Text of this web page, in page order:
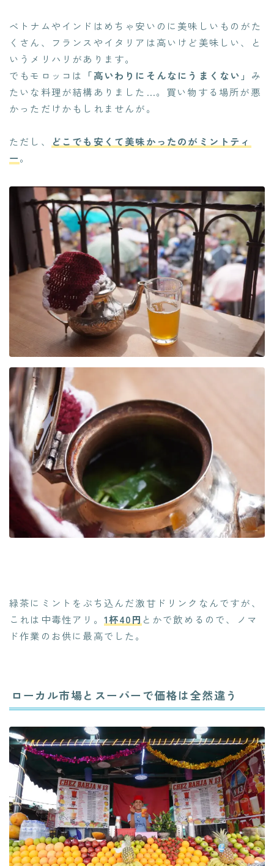
ベトナムやインドはめちゃ安いのに美味しいものがた
くさん、フランスやイタリアは高いけど美味しい、と
いうメリハリがあります。
でもモロッコは 「高いわりにそんなにうまくない」 み
たいな料理が結構ありました…。買い物する場所が悪
かっただけかもしれませんが。
ただし、
どこでも安くて美味かったのがミントティ
ー。
緑茶にミントをぶち込んだ激甘ドリンクなんですが、
これは中毒性アリ。 1杯40円 とかで飲めるので、ノマ
ド作業のお供に最高でした。
ローカル市場とスーパーで価格は全然違う